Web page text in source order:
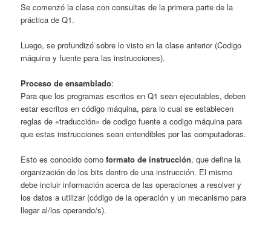
Se comenzó la clase con consultas de la primera parte de la
práctica de Q1.
Luego, se profundizó sobre lo visto en la clase anterior (Codigo
máquina y fuente para las instrucciones).
Proceso de ensamblado:
Para que los programas escritos en Q1 sean ejecutables, deben
estar escritos en código máquina, para lo cual se establecen
reglas de «traducción» de codigo fuente a codigo máquina para
que estas instrucciones sean entendibles por las computadoras.
Esto es conocido como formato de instrucción, que define la
organización de los bits dentro de una instrucción. El mismo
debe incluir información acerca de las operaciones a resolver y
los datos a utilizar (código de la operación y un mecanismo para
llegar al/los operando/s).